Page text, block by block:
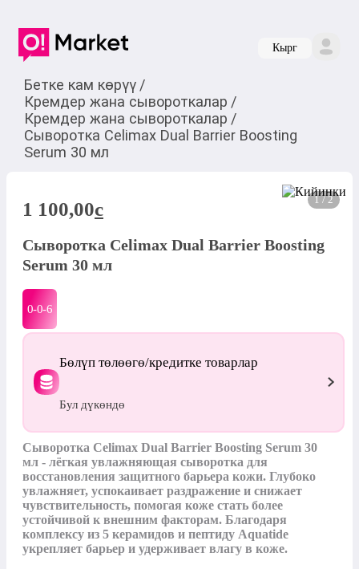
Кырг
Бетке кам көрүү /
Кремдер жана сывороткалар /
Кремдер жана сывороткалар /
Сыворотка Celimax Dual Barrier Boosting
Serum 30 мл
1 / 2
1 100,00c
Сыворотка Celimax Dual Barrier Boosting
Serum 30 мл
0-0-6
Бөлүп төлөөгө/кредитке товарлар
Бул дүкөндө
Сыворотка Celimax Dual Barrier Boosting Serum 30
мл - лёгкая увлажняющая сыворотка для
восстановления защитного барьера кожи. Глубоко
увлажняет, успокаивает раздражение и снижает
чувствительность, помогая коже стать более
устойчивой к внешним факторам. Благодаря
комплексу из 5 керамидов и пептиду Aquatide
укрепляет барьер и удерживает влагу в коже.